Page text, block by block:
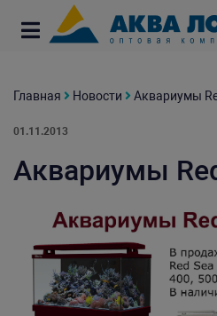
Главная Новости Аквариумы
01.11.2013
Аквариумы